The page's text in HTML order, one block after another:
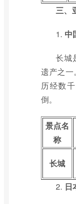
三、
1. 中
长城
遗产之一
历经数
倒。
景点名
称
长城
2. 日